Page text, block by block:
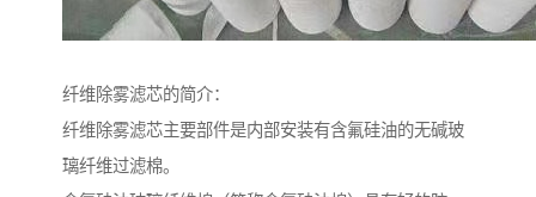
纤维除雾滤芯的简介：
纤维除雾滤芯主要部件是内部安装有含氟硅油的无碱玻
璃纤维过滤棉。